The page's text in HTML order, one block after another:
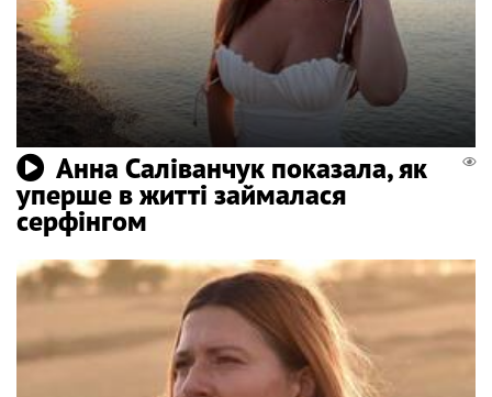
Анна Саліванчук показала, як
уперше в житті займалася
серфінгом